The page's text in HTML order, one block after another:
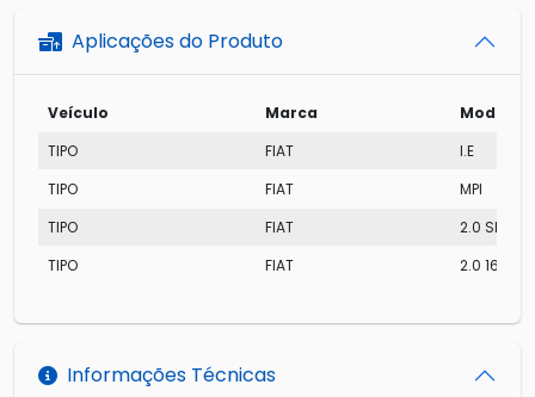
Aplicações do Produto
Veículo Marca
Modelo
TIPO
FIAT
I.E
TIPO
FIAT
MPI
TIPO
FIAT
2.0 SLX
TIPO
FIAT 2.0 16V IE
Informações Técnicas